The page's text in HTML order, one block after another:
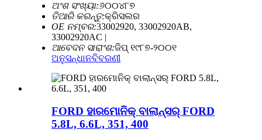
ଅଂଶ ସଂଖ୍ୟା:୬୦୦୪୮୭
ତିଆରି କରନ୍ତୁ:କ୍ରିସଲର
OE ନମ୍ବର:33002920, 33002920AB,
33002920AC |
ଆବେଦନ ସାରାଂଶ:ଜିପ୍ ୧୯୮୭-୨୦୦୧
ଅନୁସନ୍ଧାନବିବରଣୀ
FORD ହାରମୋନିକ୍ ବାଲାନ୍ସର୍ FORD
5.8L, 6.6L, 351, 400